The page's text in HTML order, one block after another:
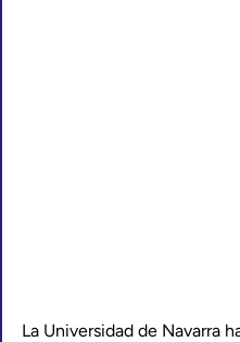
La Universidad de Navarra